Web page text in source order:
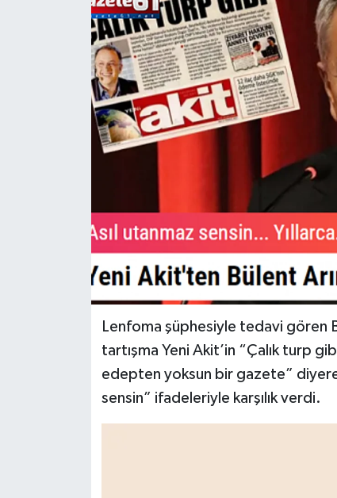
Lenfoma şüphesiyle tedavi gören
tartışma Yeni Akit’in “Çalık turp
edepten yoksun bir gazete”
sensin” ifadeleriyle karşılık verdi.